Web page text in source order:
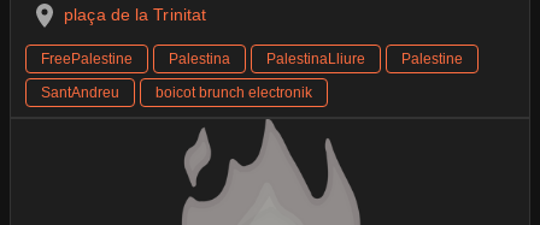
plaça de la Trinitat
FreePalestine Palestina PalestinaLliure
Palestine
SantAndreu
boicot brunch electronik